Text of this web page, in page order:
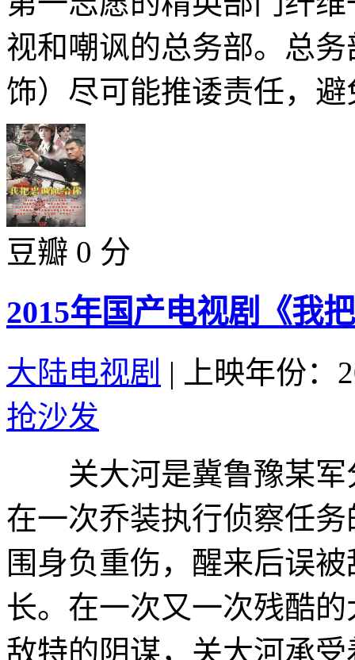
视和嘲讽的总务部。总
饰）尽可能推诿责任，
豆瓣 0 分
2015年国产电视剧《我
大陆电视剧 |
上映年份：
抢沙发
关大河是冀鲁豫某军
在一次乔装执行侦察任
围身负重伤，醒来后误
长。在一次又一次残酷
敌特的阴谋，关大河承